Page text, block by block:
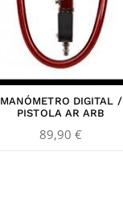
MANÓMETRO DIGITAL /
PISTOLA AR ARB
89,90€